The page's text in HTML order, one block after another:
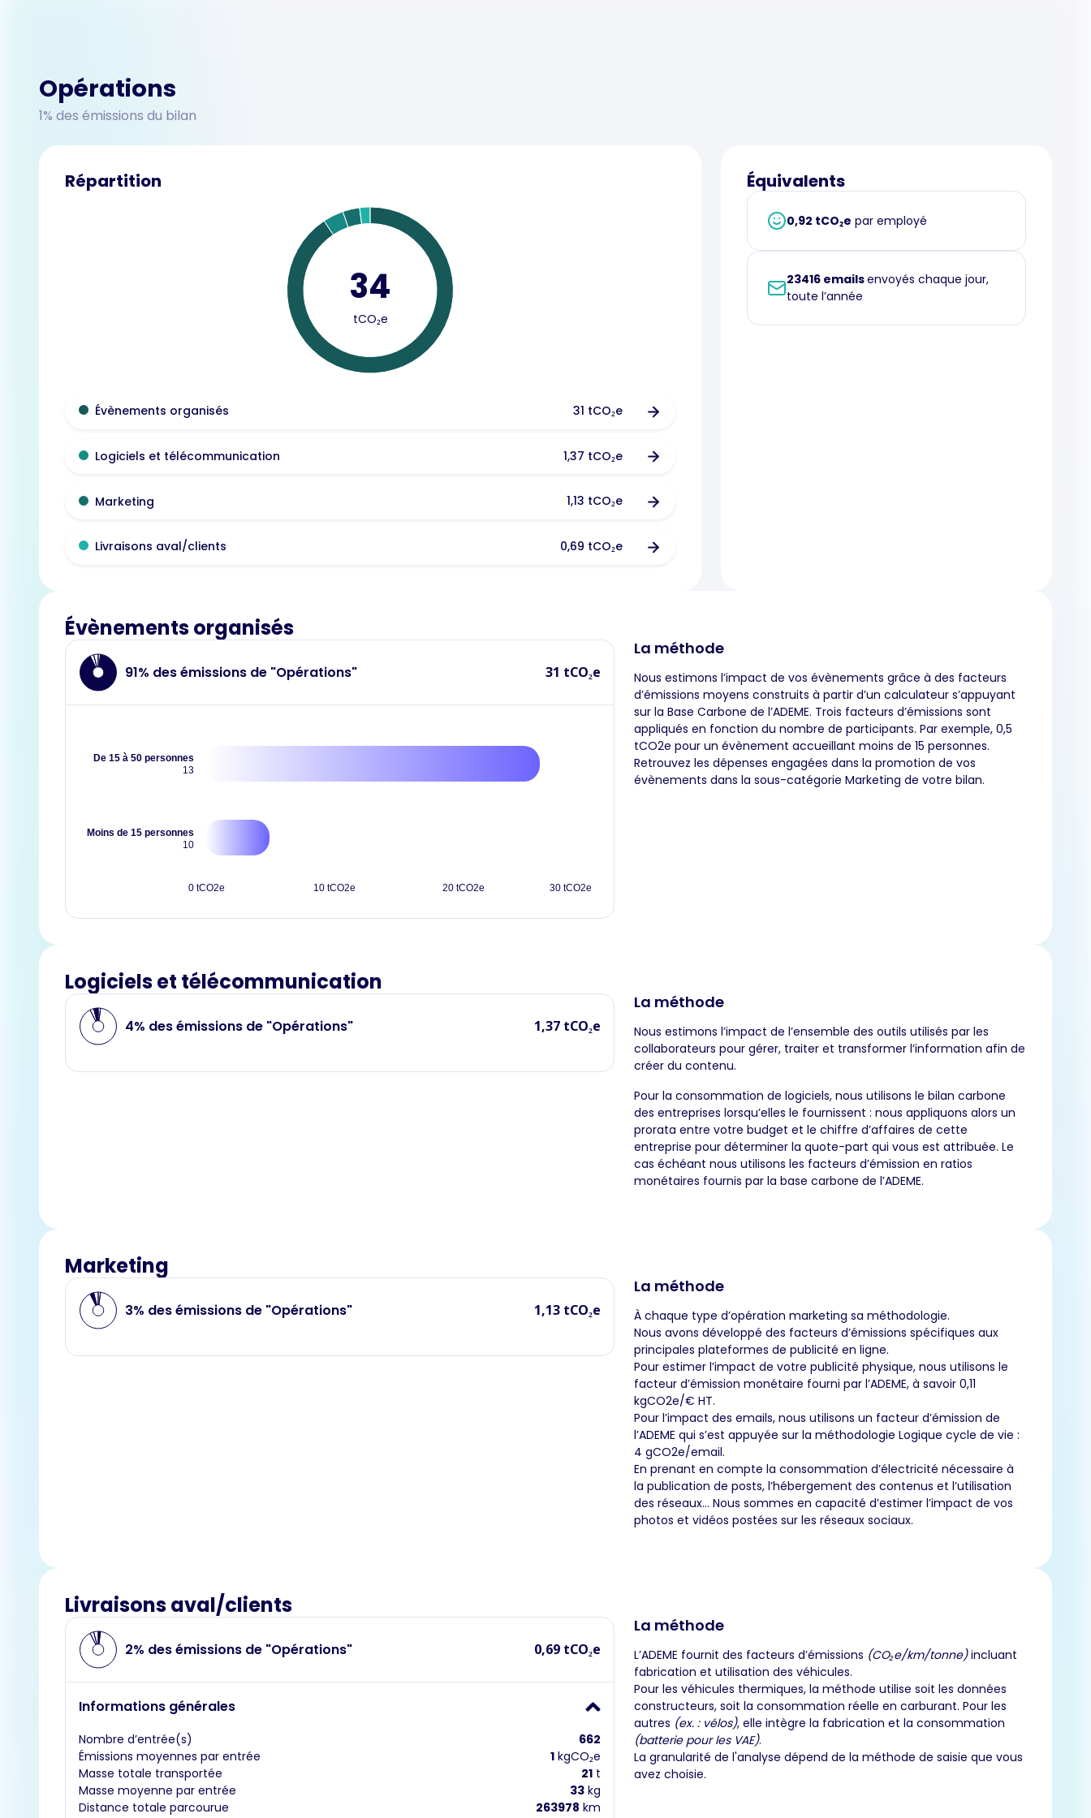
Opérations
1% des émissions du bilan
Répartition
34
tCO₂e
Évènements organisés 31 tCO₂e
Logiciels et télécommunication 1,37 tCO₂e
Marketing 1,13 tCO₂e
Livraisons aval/clients 0,69 tCO₂e
Équivalents
0,92 tCO₂e par employé
23416 emailsenvoyés chaque jour,
toute l’année
Évènements organisés
91% des émissions de "Opérations" 31 tCO₂e
De 15 à 50 personnes
13
Moins de 15 personnes
10
0 tCO2e 10 tCO2e 20 tCO2e 30 tCO2e
La méthode
Nous estimons l’impact de vos évènements grâce à des facteurs
d’émissions moyens construits à partir d’un calculateur s’appuyant
sur la Base Carbone de l’ADEME. Trois facteurs d’émissions sont
appliqués en fonction du nombre de participants. Par exemple, 0,5
tCO2e pour un évènement accueillant moins de 15 personnes.
Retrouvez les dépenses engagées dans la promotion de vos
évènements dans la sous-catégorie Marketing de votre bilan.
Logiciels et télécommunication
4% des émissions de "Opérations" 1,37 tCO₂e
La méthode
Nous estimons l’impact de l’ensemble des outils utilisés par les
collaborateurs pour gérer, traiter et transformer l’information afin de
créer du contenu.
Pour la consommation de logiciels, nous utilisons le bilan carbone
des entreprises lorsqu’elles le fournissent : nous appliquons alors un
prorata entre votre budget et le chiffre d’affaires de cette
entreprise pour déterminer la quote-part qui vous est attribuée. Le
cas échéant nous utilisons les facteurs d’émission en ratios
monétaires fournis par la base carbone de l’ADEME.
Marketing
3% des émissions de "Opérations" 1,13 tCO₂e
La méthode
À chaque type d’opération marketing sa méthodologie.
Nous avons développé des facteurs d’émissions spécifiques aux
principales plateformes de publicité en ligne.
Pour estimer l’impact de votre publicité physique, nous utilisons le
facteur d’émission monétaire fourni par l’ADEME, à savoir 0,11
kgCO2e/€ HT.
Pour l’impact des emails, nous utilisons un facteur d’émission de
l’ADEME qui s’est appuyée sur la méthodologie Logique cycle de vie :
4 gCO2e/email.
En prenant en compte la consommation d’électricité nécessaire à
la publication de posts, l’hébergement des contenus et l’utilisation
des réseaux… Nous sommes en capacité d’estimer l’impact de vos
photos et vidéos postées sur les réseaux sociaux.
Livraisons aval/clients
2% des émissions de "Opérations" 0,69 tCO₂e
Informations générales
Nombre d’entrée(s)
662
Émissions moyennes par entrée
1 kgCO₂e
Masse totale transportée
21 t
Masse moyenne par entrée
33 kg
Distance totale parcourue
263978 km
La méthode
L’ADEME fournit des facteurs d’émissions (CO₂e/km/tonne)incluant
fabrication et utilisation des véhicules.
Pour les véhicules thermiques, la méthode utilise soit les données
constructeurs, soit la consommation réelle en carburant. Pour les
autres (ex. : vélos), elle intègre la fabrication et la consommation
(batterie pour les VAE).
La granularité de l'analyse dépend de la méthode de saisie que vous
avez choisie.